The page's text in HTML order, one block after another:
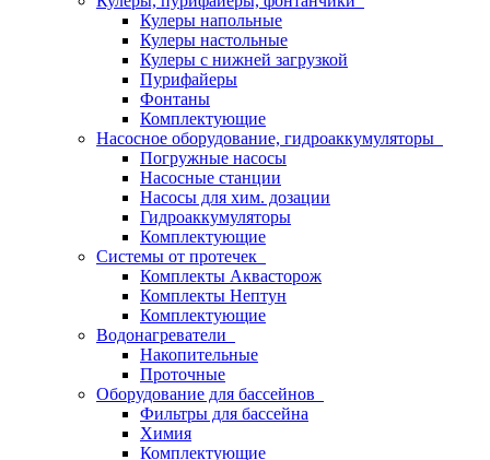
Кулеры напольные
Кулеры настольные
Кулеры с нижней загрузкой
Пурифайеры
Фонтаны
Комплектующие
Насосное оборудование, гидроаккумуляторы
Погружные насосы
Насосные станции
Насосы для хим. дозации
Гидроаккумуляторы
Комплектующие
Системы от протечек
Комплекты Аквасторож
Комплекты Нептун
Комплектующие
Водонагреватели
Накопительные
Проточные
Оборудование для бассейнов
Фильтры для бассейна
Химия
Комплектующие